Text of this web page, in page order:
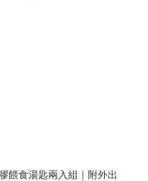
餵食湯匙兩入組｜附外出